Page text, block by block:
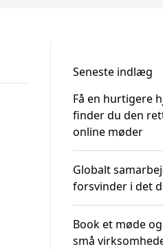
Seneste indlæg
Få en hurtigere
finder du den
online møder
Globalt
forsvinder i det
Book et møde
små